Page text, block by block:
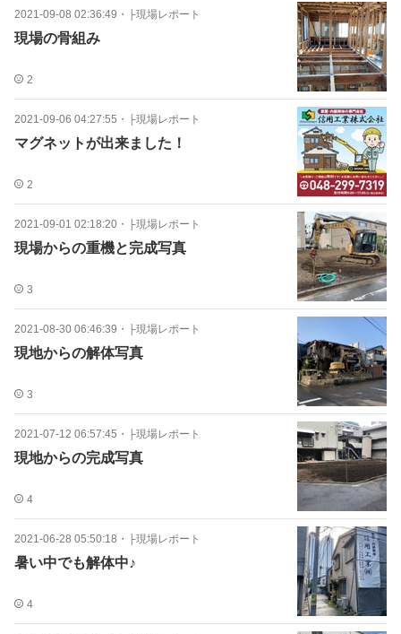
2021-09-08 02:36:49 ・ ├現場レポート
現場の骨組み
2
2021-09-06 04:27:55 ・ ├現場レポート
マグネットが出来ました！
2
2021-09-01 02:18:20 ・ ├現場レポート
現場からの重機と完成写真
3
2021-08-30 06:46:39 ・ ├現場レポート
現地からの解体写真
3
2021-07-12 06:57:45 ・ ├現場レポート
現地からの完成写真
4
2021-06-28 05:50:18 ・ ├現場レポート
暑い中でも解体中♪
4